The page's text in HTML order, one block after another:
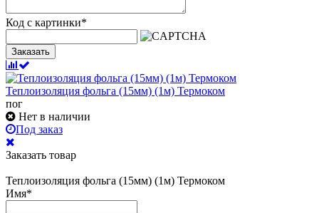
Код с картинки*
Заказать
Теплоизоляция фольга (15мм) (1м) Термоком
пог
Нет в наличии
Под заказ
Заказать товар
Теплоизоляция фольга (15мм) (1м) Термоком
Имя*